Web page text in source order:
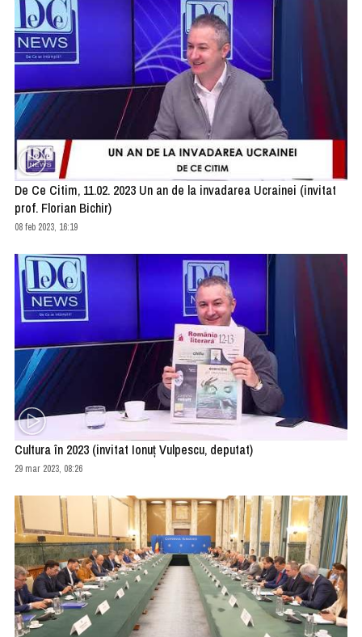
De Ce Citim, 11.02. 2023 Un an de la invadarea Ucrainei (invitat
prof. Florian Bichir)
08 feb 2023, 16:19
Cultura în 2023 (invitat Ionuț Vulpescu, deputat)
29 mar 2023, 08:26